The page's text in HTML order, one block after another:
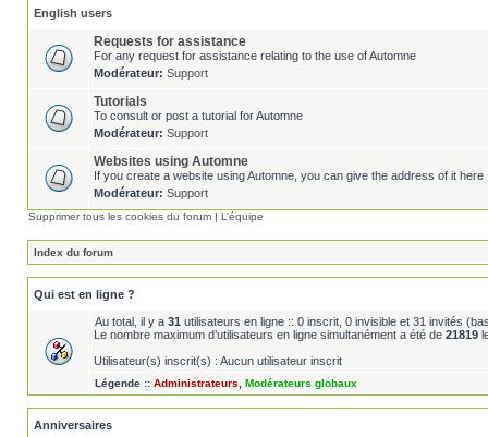
English users
Requests for assistance
For any request for assistance relating to the use of Automne
Modérateur: Support
Tutorials
To consult or post a tutorial for Automne
Modérateur: Support
Websites using Automne
If you create a website using Automne, you can give the address of it here
Modérateur: Support
Supprimer tous les cookies du forum | L’équipe
Index du forum
Qui est en ligne ?
Au total, il y a 31 utilisateurs en ligne :: 0 inscrit, 0 invisible et 31 invités
Le nombre maximum d’utilisateurs en ligne simultanément a été de 21819
Utilisateur(s) inscrit(s) : Aucun utilisateur inscrit
Légende :: Administrateurs Modérateurs globaux
Anniversaires